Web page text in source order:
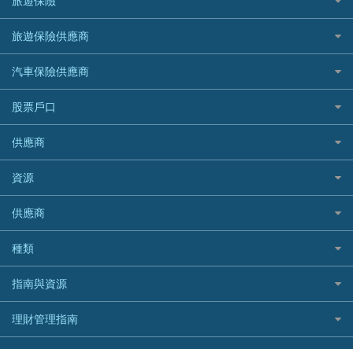
最佳小額貸款比較
易批必批貸款
24小時貸款
最佳循環貸款
HSBC 滙豐銀行貸款
K Cash 貸款
Mox 銀行
National Resources 中潤物業按揭
OCBC 華僑銀行
PrimeCredit 安信信貸
Promise 邦民日本財務
Rabbit Credit月兔信貸
Standard Chartered 渣打銀行
UA 亞洲聯合財務
WeLab Bank
WeLend 貸款
最佳貸款app
台灣遊信用卡攻略
機場貴賓室信用卡
銀聯信用卡
高獎賞信用卡推薦
酒店信用卡
信銀國際
大新銀行
恒生銀行
Standard Chartered渣打銀行
東亞銀行
SIM
Airwallex信用卡
HKTVmall優惠碼
交稅優惠
酒店優惠碼
機票優惠碼
汽車保險
家居保險
家傭保險
寵物保險
定期人壽保險
危疾保險
年金資訊
樓宇火險
日本旅遊保險及資訊
泰國旅遊保險及資訊
台灣旅遊保險及資訊
韓國旅遊保險及資訊
歐洲旅遊保險及資訊
越南旅遊保險及資訊
澳洲旅遊保險及資訊
長者嘆世界
家庭親子遊
自駕遊比較
相機有得保
專為孕婦設計的最佳旅遊保險
旅遊保險供應商
AXA 安盛
AIG 美亞
Allianz 安聯
Allied World 世聯
Avo
中國銀行
Bolttech 保特
Blue Cross 藍十字
中國平安
HSBC滙豐銀行
MSIG 三井住友
汽車保險供應商
大新汽車保險
中銀汽車保險
Allianz安聯汽車保險
bolttech保障汽車保險
Zurich蘇黎世汽車保險
QBE昆士蘭汽車保險
平安汽車保險
股票戶口
富途證券
IB盈透證券
老虎證券
uSMART 盈立證券
華盛証券
長橋證券
WeBull微牛證券
漲樂全球通｜華泰國際
OSL
供應商
富途牛牛好唔好？
Webull微牛證券好唔好？
Longbridge長橋證券好唔好？
老虎證券好唔好？
華盛証券好唔好？
漲樂全球通好唔好？
IB盈透證券好唔好？
盈立證券 uSMART 好唔好？
資源
股票戶口開戶
證券行邊間好？
港股5隻高息ETF精選
什麼是ETF？
香港30大高息股排行
黃金ETF懶人包
供應商
銀行戶口比較
尊尚銀行戶口
Citi Plus
中信銀行inMotion
Airwallex銀行
種類
定期存款
港元定存
人民幣定存
指南與資源
理財資訊
識慳識賺
理財管理指南